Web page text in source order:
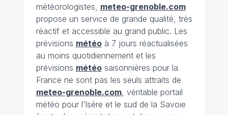
météorologistes, meteo-grenoble.com
propose un service de grande qualité, très
réactif et accessible au grand public. Les
prévisions météoà 7 jours réactualisées
au moins quotidiennement et les
prévisions météosaisonnières pour la
France ne sont pas les seuls attraits de
meteo-grenoble.com, véritable portail
météo pour l’Isère et le sud de la Savoie